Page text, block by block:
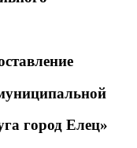
город Елец»